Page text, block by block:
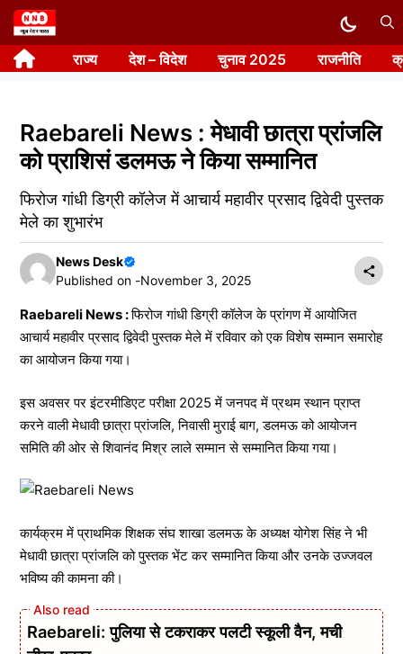
Skip
to
content राज्य देश – विदेश चुनाव 2025 राजनीति
Raebareli News : मेधावी छात्रा प्रांजलि
को प्राशिसं डलमऊ ने किया सम्मानित
फिरोज गांधी डिग्री कॉलेज में आचार्य महावीर प्रसाद द्विवेदी पुस्तक
मेले का शुभारंभ
News Desk
Published on -November 3, 2025
Raebareli News :फिरोज गांधी डिग्री कॉलेज के प्रांगण में आयोजित
आचार्य महावीर प्रसाद द्विवेदी पुस्तक मेले में रविवार को एक विशेष सम्मान समारोह
का आयोजन किया गया।
इस अवसर पर इंटरमीडिएट परीक्षा 2025 में जनपद में प्रथम स्थान प्राप्त
करने वाली मेधावी छात्रा प्रांजलि, निवासी मुराई बाग, डलमऊ को आयोजन
समिति की ओर से शिवानंद मिश्र लाले सम्मान से सम्मानित किया गया।
कार्यक्रम में प्राथमिक शिक्षक संघ शाखा डलमऊ के अध्यक्ष योगेश सिंह ने भी
मेधावी छात्रा प्रांजलि को पुस्तक भेंट कर सम्मानित किया और उनके उज्जवल
भविष्य की कामना की।
Raebareli: पुलिया से टकराकर पलटी स्कूली वैन, मची